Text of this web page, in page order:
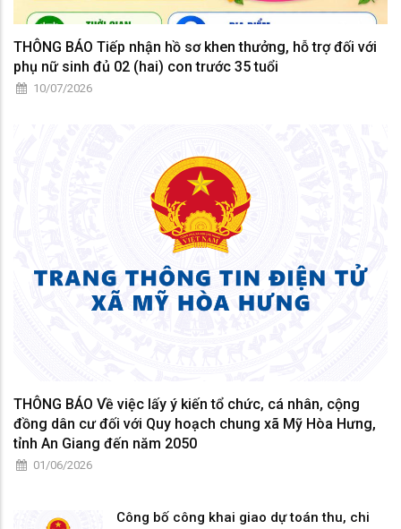
THÔNG BÁO Tiếp nhận hồ sơ khen thưởng, hỗ trợ đối với
phụ nữ sinh đủ 02 (hai) con trước 35 tuổi
10/07/2026
THÔNG BÁO Về việc lấy ý kiến tổ chức, cá nhân, cộng
đồng dân cư đối với Quy hoạch chung xã Mỹ Hòa Hưng,
tỉnh An Giang đến năm 2050
01/06/2026
Công bố công khai giao dự toán thu, chi